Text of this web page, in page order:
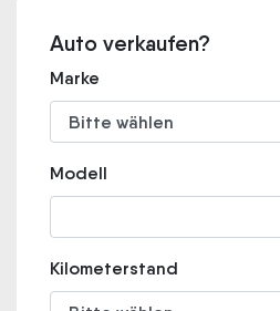
Auto verkaufen?
Marke
Modell
Kilometerstand